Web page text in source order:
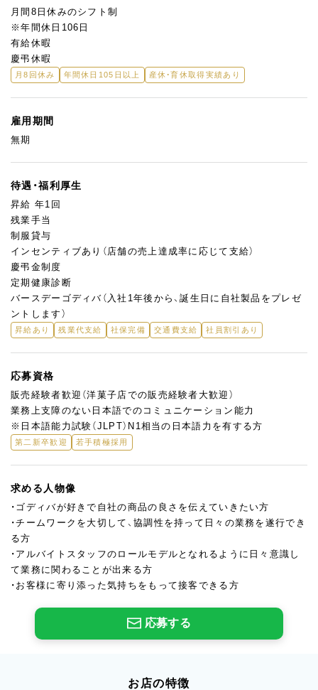
月間8日休みのシフト制
※年間休日106日
有給休暇
慶弔休暇
月8回休み 年間休日105日以上 産休・育休取得実績あり
雇用期間
無期
待遇・福利厚生
昇給 年1回
残業手当
制服貸与
インセンティブあり（店舗の売上達成率に応じて支給）
慶弔金制度
定期健康診断
バースデーゴディバ（入社1年後から、誕生日に自社製品をプレゼ
ントします）
昇給あり 残業代支給 社保完備 交通費支給 社員割引あり
応募資格
販売経験者歓迎（洋菓子店での販売経験者大歓迎）
業務上支障のない日本語でのコミュニケーション能力
※日本語能力試験（JLPT）N1相当の日本語力を有する方
第二新卒歓迎 若手積極採用
求める人物像
・ゴディバが好きで自社の商品の良さを伝えていきたい方
・チームワークを大切して、協調性を持って日々の業務を遂行でき
る方
・アルバイトスタッフのロールモデルとなれるように日々意識し
て業務に関わることが出来る方
・お客様に寄り添った気持ちをもって接客できる方
応募する
お店の特徴